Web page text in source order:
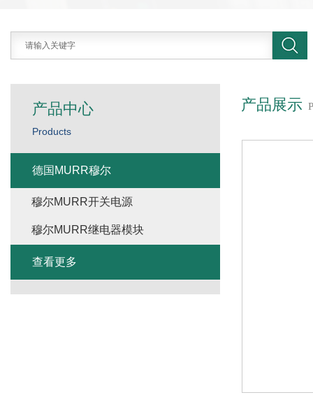
产品展示
产品中心
Products
德国MURR穆尔
穆尔MURR开关电源
穆尔MURR继电器模块
查看更多